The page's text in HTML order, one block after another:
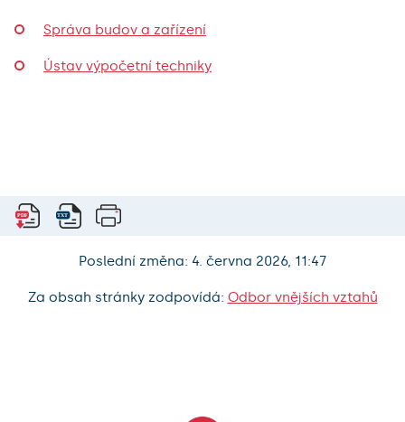
Správa budov a zařízení
Ústav výpočetní techniky
Poslední změna: 4. června 2026, 11:47
Za obsah stránky zodpovídá: Odbor vnějších vztahů